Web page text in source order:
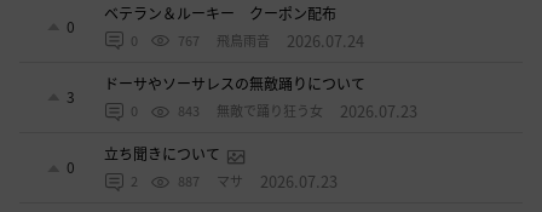
0
ベテラン＆ルーキー クーポン配布
0 767 飛鳥雨音 2026.07.24
3
ドーサやソーサレスの無敵踊りについて
0 843 無敵で踊り狂う女 2026.07.23
0
立ち聞きについて
2 887 マサ 2026.07.23